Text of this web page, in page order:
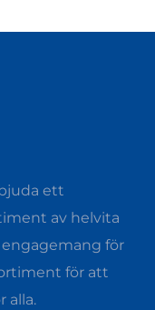
ett
av helvita
för
för att
alla.